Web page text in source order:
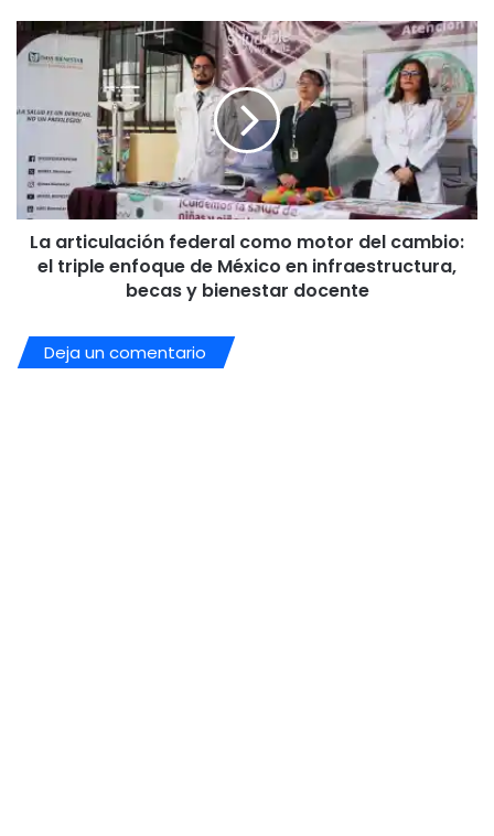
el
hito
evaluativo
mejora
La
articulación
motor
cambio:
el
triple
enfoque
becas
La articulación federal como motor del cambio:
el triple enfoque de México en infraestructura,
becas y bienestar docente
Deja un comentario